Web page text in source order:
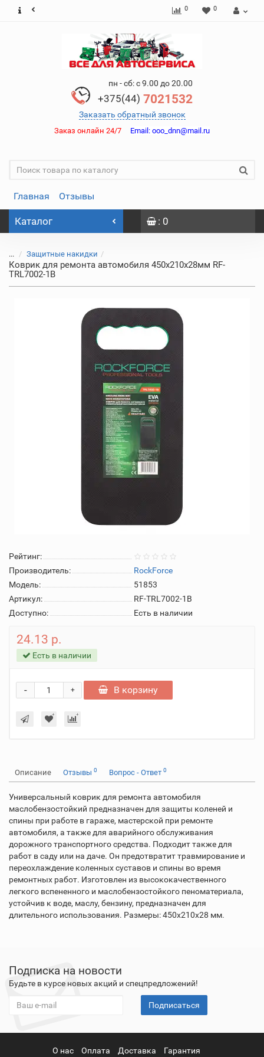
0 0
пн - сб: с 9.00 до 20.00
+375(44) 7021532
Заказать обратный звонок
Заказ онлайн 24/7 Email: ooo_dnn@mail.ru
Главная Отзывы
Каталог : 0
... Защитные накидки
Коврик для ремонта автомобиля 450x210x28мм RF-
TRL7002-1B
Рейтинг:
Производитель:
RockForce
Модель:
51853
Артикул:
RF-TRL7002-1B
Доступно:
Есть в наличии
24.13 р.
Есть в наличии
+
- В корзину
Описание Отзывы 0 Вопрос - Ответ 0
Универсальный коврик для ремонта автомобиля
маслобензостойкий предназначен для защиты коленей и
спины при работе в гараже, мастерской при ремонте
автомобиля, а также для аварийного обслуживания
дорожного транспортного средства. Подходит также для
работ в саду или на даче. Он предотвратит травмирование и
переохлаждение коленных суставов и спины во время
ремонтных работ. Изготовлен из высококачественного
легкого вспененного и маслобензостойкого пеноматериала,
устойчив к воде, маслу, бензину, предназначен для
длительного использования. Размеры: 450x210x28 мм.
Подписка на новости
Будьте в курсе новых акций и спецпредложений!
Подписаться
О нас Оплата Доставка Гарантия